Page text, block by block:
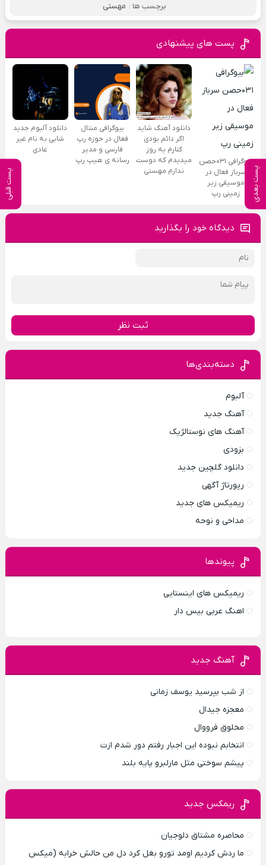
پست بعدی پست قبلی
برچسب ها : مهستی
پست های پیشنهادی
بیوگرافی ۰۳۱حصن
سرباز فعال در
موسیقی زیر
زمینی رپ
دانلود آهنگ شاید
اگر دائم بودی
کنارم یه روز
میدیدم که دوست
ندارم مهستی
بیوگرافی منتال
فعال در حوزه رپ
فارسی و مدیر
رسانه ی هیپ رپ
دانلود آلبوم جدید
شابی به نام غیر
عادی
دیدگاه خود را بگذارید
ثبت نظر
دسته‌بندی‌ها
آلبوم
آهنگ جدید
آهنگ های نوستالژیک
بزودی
دانلود گلچین جدید
رپورتاژ آگهی
ریمیکس های جدید
مداحی و نوحه
پیوندها
ریمیکس های اینستایی
اهنگ عربی بیس دار
آهنگ جدید
از شب بپرسید یوسف زمانی
معجزه جیدال
مخلوق فرووال
انتخابم نبوده این اجبار رفتم دور شدم ازت
پیشم سوختی مثل مارلبرو پایه بلند
ریمکس جدید
محاصره مشتاق دلوجیان
ما ردش کردیم اومد تورو بغل کرد دل من حالش خرابه (میکس